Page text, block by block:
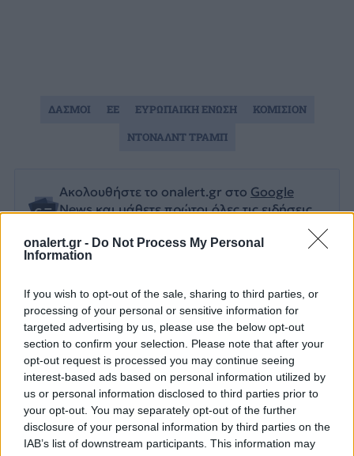
onalert.gr - Do Not Process My Personal
Information
If you wish to opt-out of the sale, sharing to third parties, or
processing of your personal or sensitive information for
targeted advertising by us, please use the below opt-out
section to confirm your selection. Please note that after your
opt-out request is processed you may continue seeing
interest-based ads based on personal information utilized by
us or personal information disclosed to third parties prior to
your opt-out. You may separately opt-out of the further
disclosure of your personal information by third parties on the
IAB’s list of downstream participants. This information may
Διάβασε επίσης
Ακολουθήστε το onalert.gr στο Google
Newsκαι μάθετε πρώτοι όλες τις ειδήσεις
ΔΑΣΜΟΙ ΕΕ ΕΥΡΩΠΑΙΚΗ ΕΝΩΣΗ
ΚΟΜΙΣΙΟΝ
ΝΤΟΝΑΛΝΤ ΤΡΑΜΠ